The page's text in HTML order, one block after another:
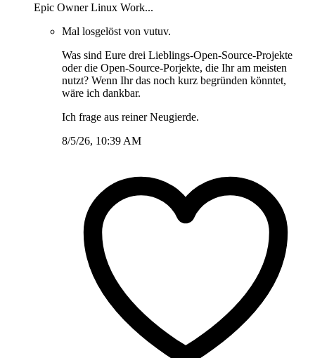
Epic Owner Linux Work...
Mal losgelöst von vutuv.
Was sind Eure drei Lieblings-Open-Source-Projekte
oder die Open-Source-Porjekte, die Ihr am meisten
nutzt? Wenn Ihr das noch kurz begründen könntet,
wäre ich dankbar.
Ich frage aus reiner Neugierde.
8/5/26, 10:39 AM